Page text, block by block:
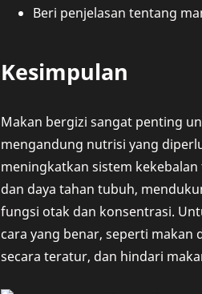
Beri penjelasan tentang
Kesimpulan
Makan bergizi sangat penting
mengandung nutrisi yang
meningkatkan sistem
dan daya tahan tubuh,
fungsi otak dan konsentrasi.
cara yang benar, seperti makan
secara teratur, dan hindari